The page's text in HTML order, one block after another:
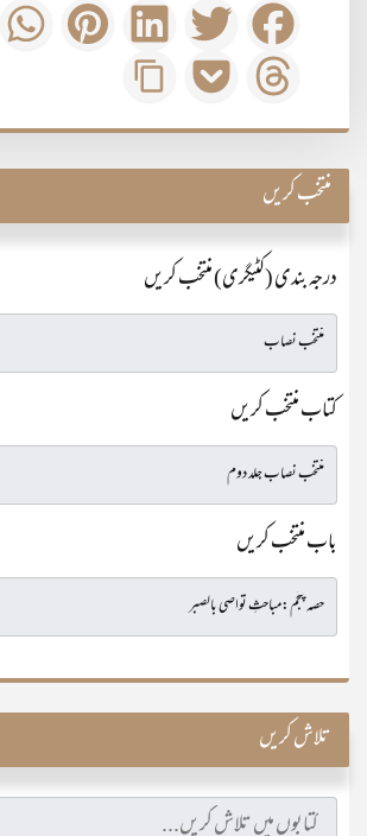
منتخب کریں
درجہ بندی (کٹیگری) منتخب کریں
کتاب منتخب کریں
باب منتخب کریں
تلاش کریں